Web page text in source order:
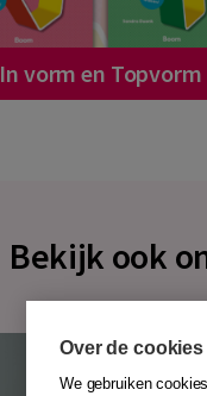
In vorm en Topvorm
Bekijk ook
Over de
We gebruiken